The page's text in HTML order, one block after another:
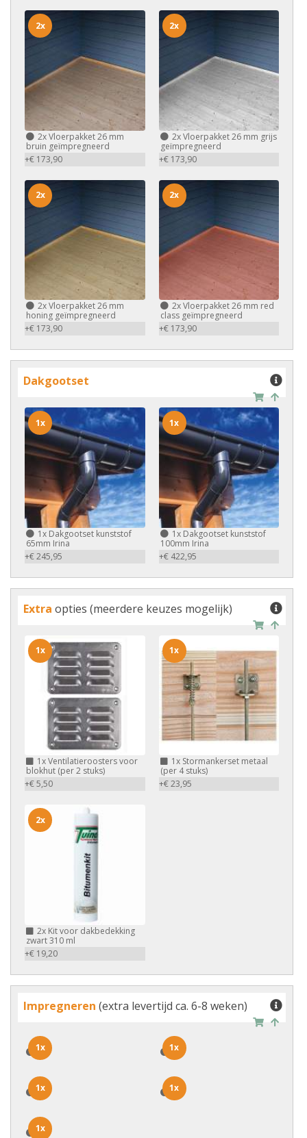
2xVloerpakket 26 mm
bruin geïmpregneerd
+€ 173,90
2x
2xVloerpakket 26 mm grijs
geïmpregneerd
+€ 173,90
2x
2xVloerpakket 26 mm
honing geïmpregneerd
+€ 173,90
2x
2xVloerpakket 26 mm red
class geïmpregneerd
+€ 173,90
2x
Dakgootset
1x Dakgootset kunststof
65mm Irina
+€ 245,95
1x
1xDakgootset kunststof
100mm Irina
+€ 422,95
1x
Extra opties (meerdere keuzes mogelijk)
1xVentilatieroosters voor
blokhut (per 2 stuks)
+€ 5,50
1x
1xStormankerset metaal
(per 4 stuks)
+€ 23,95
1x
2x Kit voor dakbedekking
zwart 310 ml
+€ 19,20
2x
Impregneren (extra levertijd ca. 6-8 weken)
1x
1x 1x
1x
1x
1x 1x
1x
1x
1x